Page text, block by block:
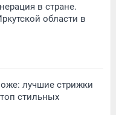
в стране.
области в
лучшие стрижки
стильных